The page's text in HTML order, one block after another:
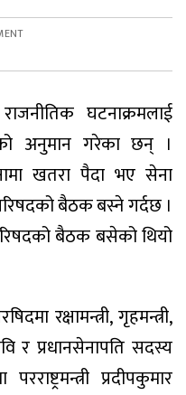
घटनाक्रमलाई
अनुमान गरेका छन् ।
खतरा पैदा भए सेना
बैठक बस्ने गर्दछ ।
बैठक बसेको थियो
रक्षामन्त्री, गृहमन्त्री,
र प्रधानसेनापति सदस्य
प्रदीपकुमार